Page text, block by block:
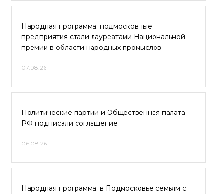
Народная программа: подмосковные
предприятия стали лауреатами Национальной
премии в области народных промыслов
07.08.26
Политические партии и Общественная палата
РФ подписали соглашение
06.08.26
Народная программа: в Подмосковье семьям с